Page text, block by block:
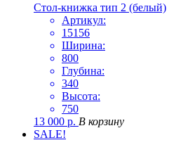
Стол-книжка тип 2 (белый)
Артикул:
15156
Ширина:
800
Глубина:
340
Высота:
750
13 000 р. В корзину
SALE!